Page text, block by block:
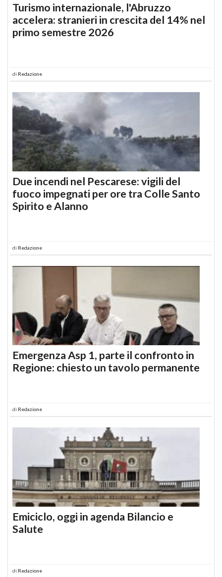
Turismo internazionale, l'Abruzzo
accelera: stranieri in crescita del 14% nel
primo semestre 2026
di Redazione
Due incendi nel Pescarese: vigili del
fuoco impegnati per ore tra Colle Santo
Spirito e Alanno
di Redazione
Emergenza Asp 1, parte il confronto in
Regione: chiesto un tavolo permanente
di Redazione
Emiciclo, oggi in agenda Bilancio e
Salute
di Redazione